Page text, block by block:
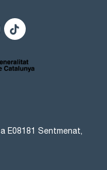
E08181 Sentmenat,